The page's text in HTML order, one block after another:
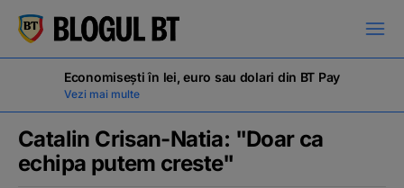
кириллица
Economisești în lei, euro sau dolari din BT Pay
Vezi mai multe
Catalin Crisan-Natia: "Doar ca
echipa putem creste"